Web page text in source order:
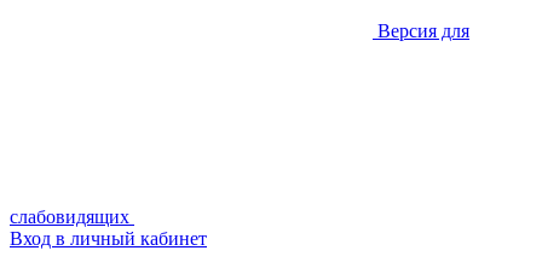
Версия для
слабовидящих
Вход в личный кабинет